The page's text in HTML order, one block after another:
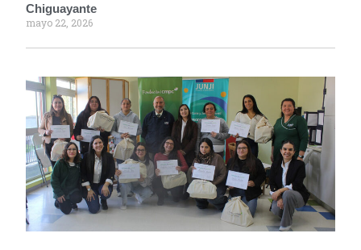
Chiguayante
mayo 22, 2026